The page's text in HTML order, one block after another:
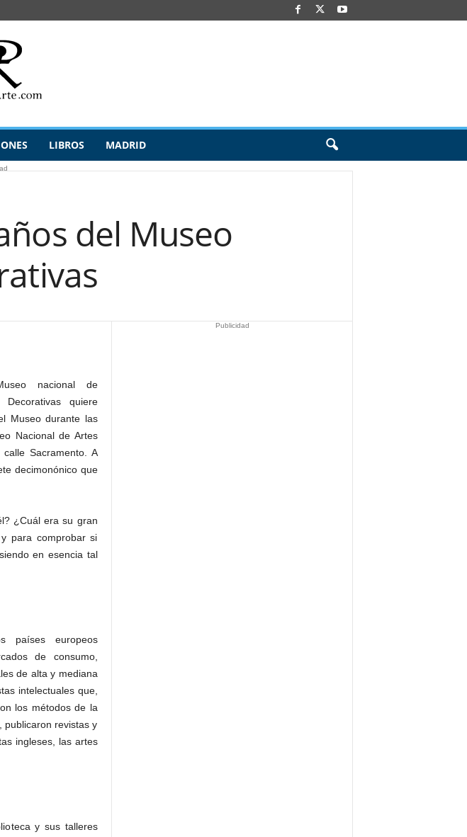
LIBROS MADRID
del Museo
nacional de
Decorativas quiere
Museo durante las
Nacional de Artes
Sacramento. A
decimonónico que
¿Cuál era su gran
para comprobar si
en esencia tal
países europeos
de consumo,
de alta y mediana
intelectuales que,
los métodos de la
publicaron revistas y
ingleses, las artes
y sus talleres
Publicidad